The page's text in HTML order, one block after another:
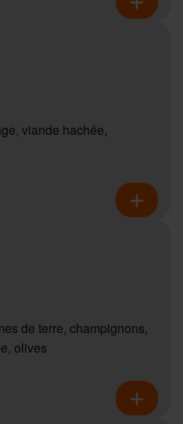
viande hachée,
de terre, champignons,
olives